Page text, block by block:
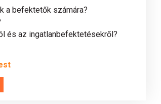
a befektetők számára?
és az ingatlanbefektetésekről?